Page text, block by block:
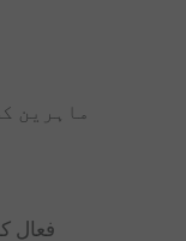
ماہرین
فعال